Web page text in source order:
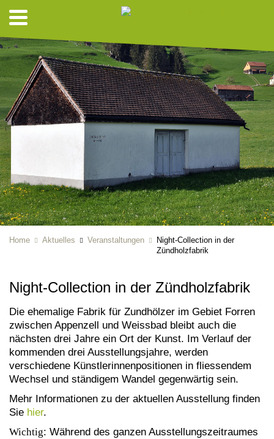
Home Aktuelles Veranstaltungen
Night-Collection in der
Zündholzfabrik
Night-Collection in der Zündholzfabrik
Die ehemalige Fabrik für Zundhölzer im Gebiet Forren
zwischen Appenzell und Weissbad bleibt auch die
nächsten drei Jahre ein Ort der Kunst. Im Verlauf der
kommenden drei Ausstellungsjahre, werden
verschiedene Künstlerinnenpositionen in fliessendem
Wechsel und ständigem Wandel gegenwärtig sein.
Mehr Informationen zu der aktuellen Ausstellung finden
Sie hier.
Wichtig: Während des ganzen Ausstellungszeitraumes